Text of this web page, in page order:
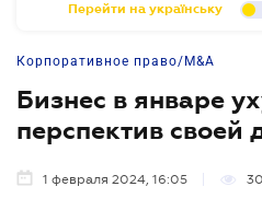
Перейти на українську
Корпоративное право/M&A
Бизнес в январе
перспектив своей
1 февраля 2024, 16:05